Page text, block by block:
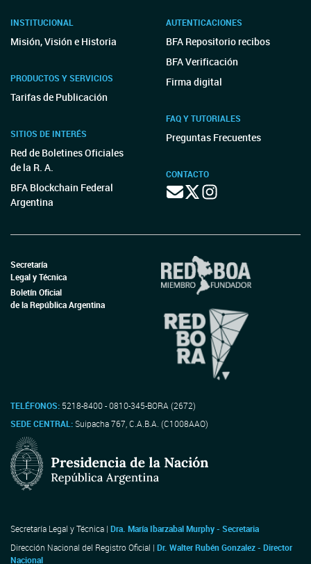
INSTITUCIONAL
Misión, Visión e Historia
PRODUCTOS Y SERVICIOS
Tarifas de Publicación
SITIOS DE INTERÉS
Red de Boletines Oficiales
de la R. A.
BFA Blockchain Federal
Argentina
AUTENTICACIONES
BFA Repositorio recibos
BFA Verificación
Firma digital
FAQ Y TUTORIALES
Preguntas Frecuentes
CONTACTO
Secretaría
Legal y Técnica
Boletín Oficial
de la República Argentina
TELÉFONOS: 5218-8400 - 0810-345-BORA (2672)
SEDE CENTRAL:Suipacha 767, C.A.B.A. (C1008AAO)
Secretaría Legal y Técnica | Dra. María Ibarzabal Murphy - Secretaria
Dirección Nacional del Registro Oficial | Dr. Walter Rubén Gonzalez - Director
Nacional